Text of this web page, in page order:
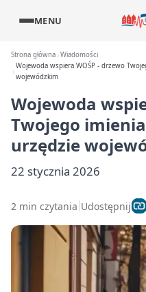
MENU
Strona główna Wiadomości
Wojewoda wspiera WOŚP - drzewo
wojewódzkim
Wojewoda
Twojego
urzędzie
22 stycznia 2026
2 min czytania Udostępnij